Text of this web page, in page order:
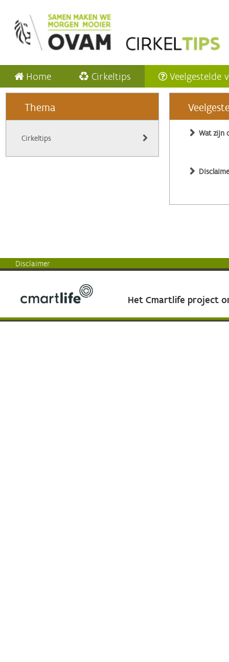
Home Cirkeltips Veelgestelde
Thema
Cirkeltips
Wat zijn
Disclaimer
Het Cmartlife project